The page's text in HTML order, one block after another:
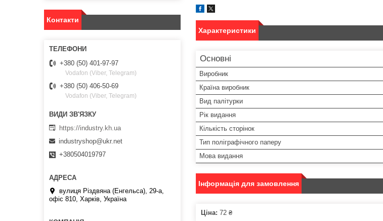
Характеристики
Основні
Виробник
Країна виробник
Вид палітурки
Рік видання
Кількість сторінок
Тип поліграфічного паперу
Мова видання
Інформація для замовлення
Ціна: 72 ₴
Контакти
+380 (50) 401-97-97
Vodafon (Viber, Telegram)
+380 (50) 406-50-69
Vodafon (Viber, Telegram)
https://industry.kh.ua
industryshop@ukr.net
+380504019797
вулиця Різдвяна (Енгельса), 29-а,
офіс 810, Харків, Україна